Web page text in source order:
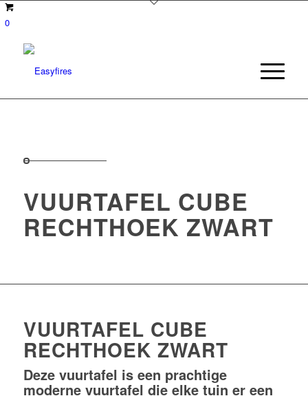
0
VUURTAFEL CUBE
RECHTHOEK ZWART
VUURTAFEL CUBE
RECHTHOEK ZWART
Deze vuurtafel is een prachtige
moderne vuurtafel die elke tuin er een